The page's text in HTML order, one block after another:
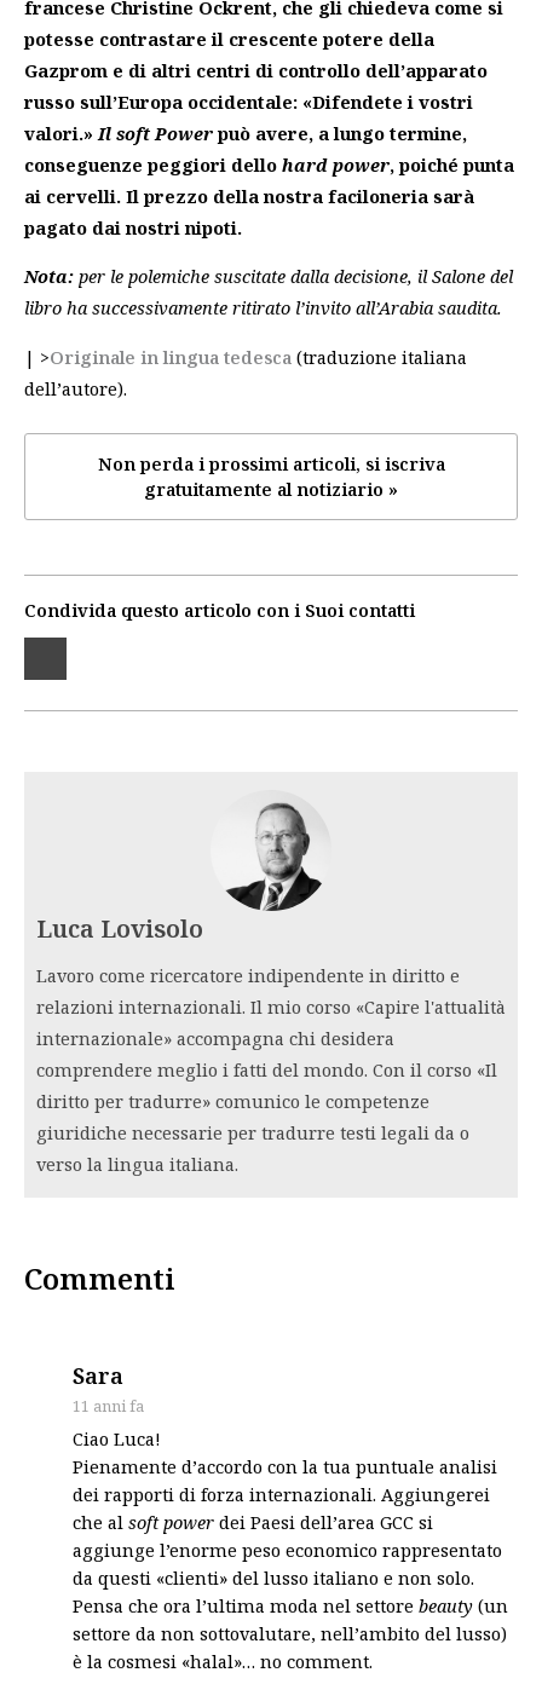
francese Christine Ockrent, che gli chiedeva come si
potesse contrastare il crescente potere della
Gazprom e di altri centri di controllo dell’apparato
russo sull’Europa occidentale: «Difendete i vostri
valori.» Il soft Power può avere, a lungo termine,
conseguenze peggiori dello hard power, poiché punta
ai cervelli. Il prezzo della nostra faciloneria sarà
pagato dai nostri nipoti.
Nota: per le polemiche suscitate dalla decisione, il Salone del
libro ha successivamente ritirato l’invito all’Arabia saudita.
| >Originale in lingua tedesca (traduzione italiana
dell’autore).
Non perda i prossimi articoli, si iscriva
gratuitamente al notiziario »
Condivida questo articolo con i Suoi contatti
Luca Lovisolo
Lavoro come ricercatore indipendente in diritto e
relazioni internazionali. Il mio corso «Capire l'attualità
internazionale» accompagna chi desidera
comprendere meglio i fatti del mondo. Con il corso «Il
diritto per tradurre» comunico le competenze
giuridiche necessarie per tradurre testi legali da o
verso la lingua italiana.
Commenti
Sara
11 anni fa
Ciao Luca!
Pienamente d’accordo con la tua puntuale analisi
dei rapporti di forza internazionali. Aggiungerei
che al soft power dei Paesi dell’area GCC si
aggiunge l’enorme peso economico rappresentato
da questi «clienti» del lusso italiano e non solo.
Pensa che ora l’ultima moda nel settore beauty (un
settore da non sottovalutare, nell’ambito del lusso)
è la cosmesi «halal»… no comment.